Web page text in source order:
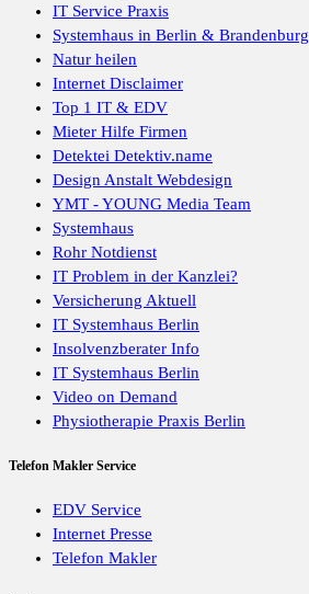
IT Service Praxis
Systemhaus in Berlin & Brandenburg
Natur heilen
Internet Disclaimer
Top 1 IT & EDV
Mieter Hilfe Firmen
Detektei Detektiv.name
Design Anstalt Webdesign
YMT - YOUNG Media Team
Systemhaus
Rohr Notdienst
IT Problem in der Kanzlei?
Versicherung Aktuell
IT Systemhaus Berlin
Insolvenzberater Info
IT Systemhaus Berlin
Video on Demand
Physiotherapie Praxis Berlin
Telefon Makler Service
EDV Service
Internet Presse
Telefon Makler